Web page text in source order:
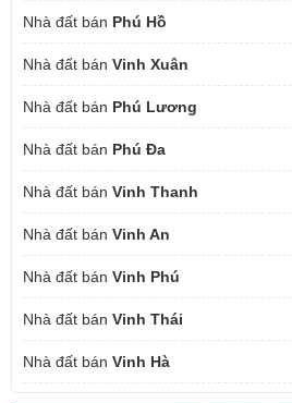
Nhà đất bán Phú Hồ
Nhà đất bán Vinh Xuân
Nhà đất bán Phú Lương
Nhà đất bán Phú Đa
Nhà đất bán Vinh Thanh
Nhà đất bán Vinh An
Nhà đất bán Vinh Phú
Nhà đất bán Vinh Thái
Nhà đất bán Vinh Hà